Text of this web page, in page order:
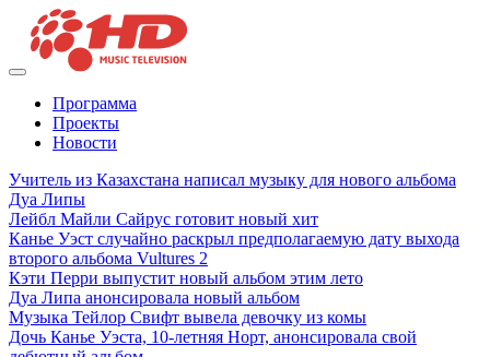
Программа
Проекты
Новости
Учитель из Казахстана написал музыку для нового альбома
Дуа Липы
Лейбл Майли Сайрус готовит новый хит
Канье Уэст случайно раскрыл предполагаемую дату выхода
второго альбома Vultures 2
Кэти Перри выпустит новый альбом этим лето
Дуа Липа анонсировала новый альбом
Музыка Тейлор Свифт вывела девочку из комы
Дочь Канье Уэста, 10-летняя Норт, анонсировала свой